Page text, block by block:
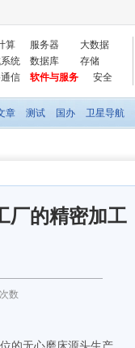
算 服务器
大数据
统
数据库
存储
信
软件与服务 安全
章 测试 国办 卫星导航
厂的精密加工
数